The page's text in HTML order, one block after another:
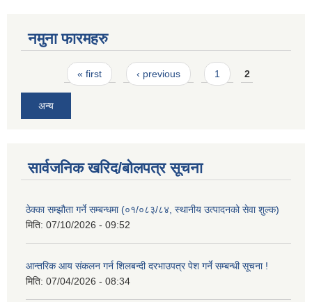
नमुना फारमहरु
Pages« first ‹ previous 1 2
अन्य
सार्वजनिक खरिद/बोलपत्र सूचना
ठेक्का सम्झौता गर्ने सम्बन्धमा (०१/०८३/८४, स्थानीय उत्पादनको सेवा शुल्क)
मिति: 07/10/2026 - 09:52
आन्तरिक आय संकलन गर्न शिलबन्दी दरभाउपत्र पेश गर्ने सम्बन्धी सूचना !
मिति: 07/04/2026 - 08:34